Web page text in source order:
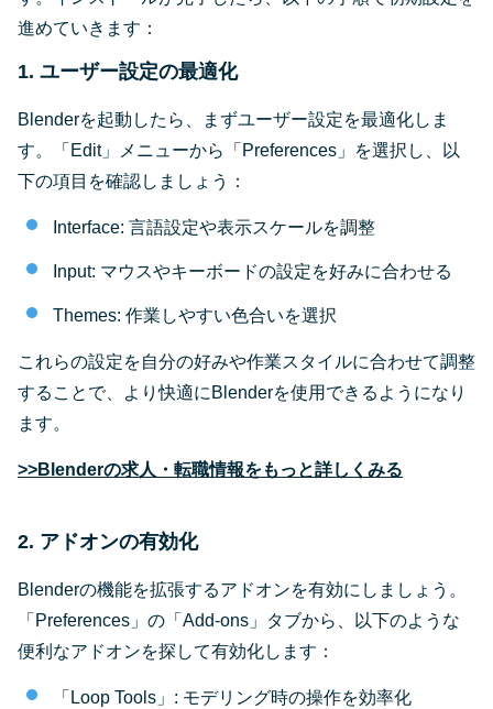
進めていきます：
1. ユーザー設定の最適化
Blenderを起動したら、まずユーザー設定を最適化しま
す。「Edit」メニューから「Preferences」を選択し、以
下の項目を確認しましょう：
Interface: 言語設定や表示スケールを調整
Input: マウスやキーボードの設定を好みに合わせる
Themes: 作業しやすい色合いを選択
これらの設定を自分の好みや作業スタイルに合わせて調整
することで、より快適にBlenderを使用できるようになり
ます。
>>Blenderの求人・転職情報をもっと詳しくみる
2. アドオンの有効化
Blenderの機能を拡張するアドオンを有効にしましょう。
「Preferences」の「Add-ons」タブから、以下のような
便利なアドオンを探して有効化します：
「Loop Tools」: モデリング時の操作を効率化